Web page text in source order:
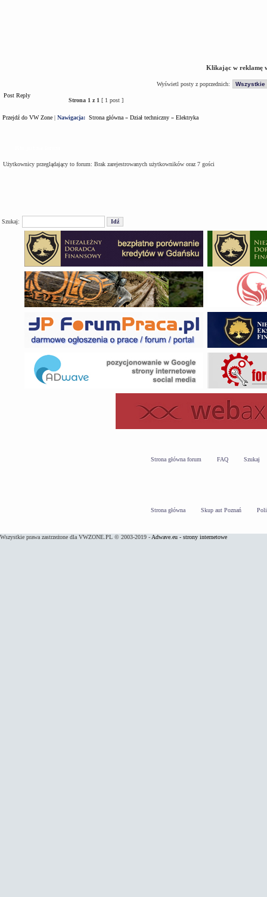
Klikając w reklamę
Wyświetl posty z poprzednich:
Post Reply
Strona 1 z 1 [ 1 post ]
Przejdź do VW Zone | Nawigacja: Strona główna » Dział techniczny » Elektryka
Użytkownicy przeglądający to forum: Brak zarejestrowanych użytkowników oraz 7 gości
Szukaj:
Strona główna forum FAQ Szukaj
Strona główna Skup aut Poznań
Wszystkie prawa zastrzeżone dla VWZONE.PL © 2003-2019 - Adwave.eu - strony internetowe